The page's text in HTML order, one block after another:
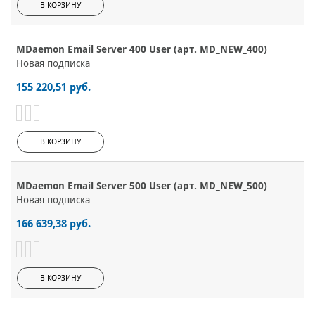
В КОРЗИНУ
MDaemon Email Server 400 User (арт. MD_NEW_400)
Новая подписка
155 220,51 руб.
В КОРЗИНУ
MDaemon Email Server 500 User (арт. MD_NEW_500)
Новая подписка
166 639,38 руб.
В КОРЗИНУ